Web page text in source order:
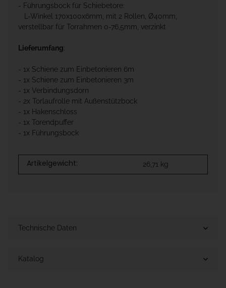
- Führungsbock für Schiebetore:
L-Winkel 170x100x6mm, mit 2 Rollen, Ø40mm,
verstellbar für Torrahmen 0-76,5mm, verzinkt
Lieferumfang:
- 1x Schiene zum Einbetonieren 6m
- 1x Schiene zum Einbetonieren 3m
- 1x Verbindungsdorn
- 2x Torlaufrolle mit Außenstützbock
- 1x Hakenschloss
- 1x Torendpuffer
- 1x Führungsbock
Artikelgewicht: 26,71 kg
Technische Daten
Katalog